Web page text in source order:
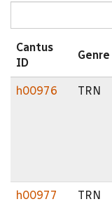
Cantus
ID
Genre
h00976 TRN
h00977 TRN